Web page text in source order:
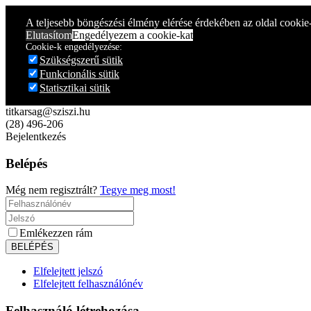
A teljesebb böngészési élmény elérése érdekében az oldal
ElutasítomEngedélyezem a cookie-kat
Cookie-k engedélyezése:
Szükségszerű sütik
Funkcionális sütik
Statisztikai sütik
titkarsag@sziszi.hu
(28) 496-206
Bejelentkezés
Belépés
Még nem regisztrált? Tegye meg most!
Emlékezzen rám
Elfelejtett jelszó
Elfelejtett felhasználónév